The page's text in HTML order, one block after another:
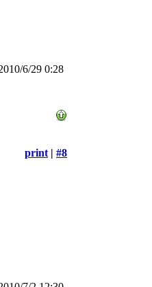
6/29 0:28
print | #8